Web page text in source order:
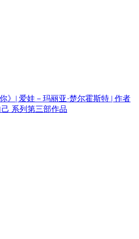
》| 爱娃－玛丽亚·楚尔霍斯特 | 作者
系列第三部作品